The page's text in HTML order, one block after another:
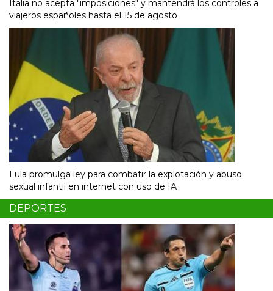
Italia no acepta "imposiciones" y mantendrá los controles a
viajeros españoles hasta el 15 de agosto
Lula promulga ley para combatir la explotación y abuso
sexual infantil en internet con uso de IA
DEPORTES